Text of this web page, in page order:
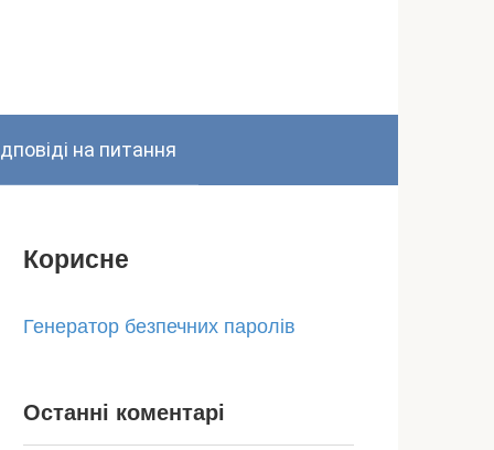
на питання
Корисне
Генератор безпечних паролів
Останні коментарі